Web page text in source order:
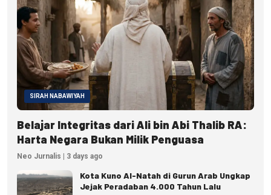
SIRAH NABAWIYAH
Belajar Integritas dari Ali bin Abi Thalib RA:
Harta Negara Bukan Milik Penguasa
Neo Jurnalis | 3 days ago
Kota Kuno Al-Natah di Gurun Arab Ungkap
Jejak Peradaban 4.000 Tahun Lalu